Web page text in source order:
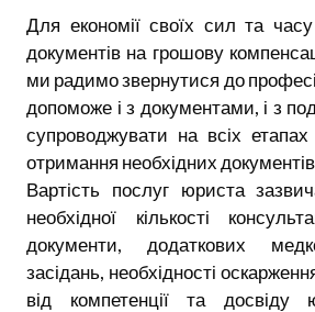
Для економії своїх сил та
документів на грошову
ми радимо звернутися до
допоможе і з документами, і з
супроводжувати на всіх
отримання необхідних
Вартість послуг юриста
необхідної кількості
документи, додаткових
засідань, необхідності
від компетенції та досвіду